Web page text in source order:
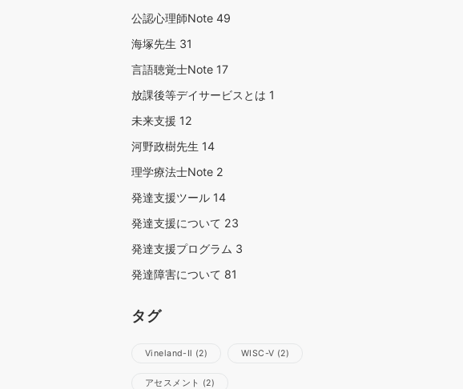
公認心理師Note 49
海塚先生 31
言語聴覚士Note 17
放課後等デイサービスとは 1
未来支援 12
河野政樹先生 14
理学療法士Note 2
発達支援ツール 14
発達支援について 23
発達支援プログラム 3
発達障害について 81
タグ
Vineland-Ⅱ (2) WISC-Ⅴ (2)
アセスメント (2)